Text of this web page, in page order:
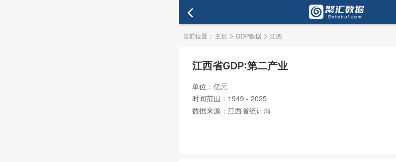
当前位置： 主页 > GDP数据 > 江西
江西省GDP:第二产业
单位：亿元
时间范围：1949 - 2025
数据来源：江西省统计局